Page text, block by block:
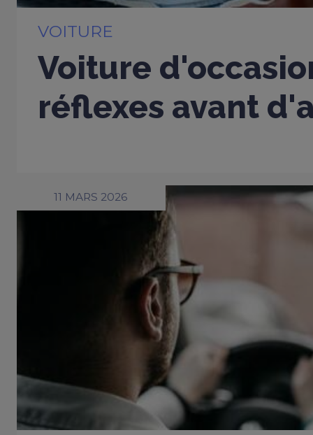
VOITURE
Voiture
réflexes avant
11 MARS 2026